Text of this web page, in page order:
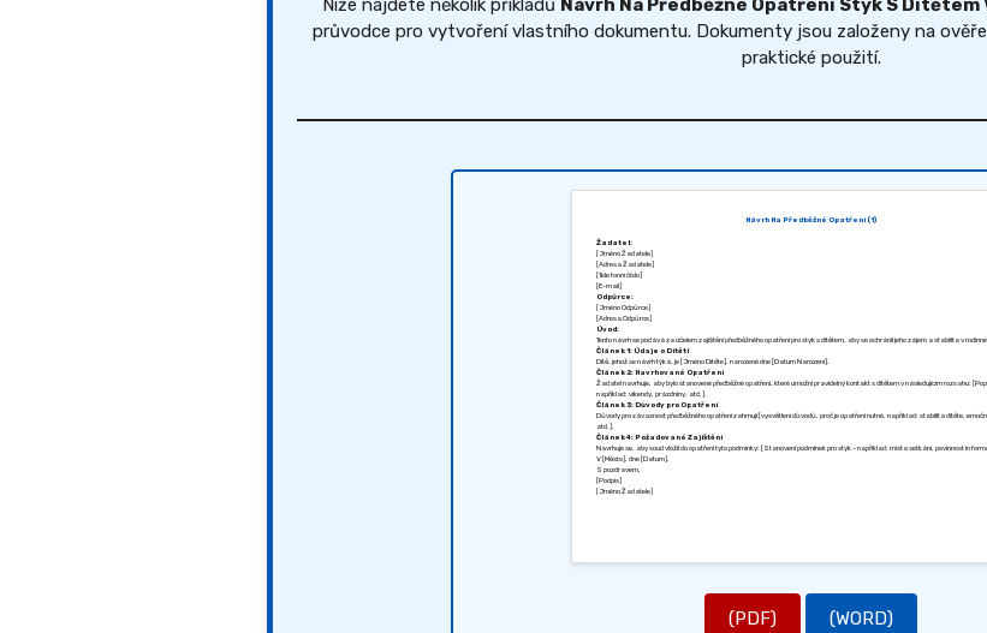
Níže najdete několik příkladů Návrh Na Předběžné Opatření Styk S Dítětem
průvodce pro vytvoření vlastního dokumentu. Dokumenty jsou založeny na
praktické použití.
Návrh Na Předběžné Opatření (1)
Žadatel:
[Jméno Žadatele]
[Adresa Žadatele]
[Telefonní číslo]
[E-mail]
Odpůrce:
[Jméno Odpůrce]
[Adresa Odpůrce]
Úvod:
Tento návrh se podává za účelem zajištění předběžného opatření pro styk s dítětem, aby se ochránil jeho zájem a stabilita v
Článek 1: Údaje o Dítěti
Dítě, jehož se návrh týká, je [Jméno Dítěte], narozené dne [Datum Narození].
Článek 2: Navrhované Opatření
Žadatel navrhuje, aby bylo stanovené předběžné opatření, které umožní pravidelný kontakt s dítětem v následujícím rozsahu:
například: víkendy, prázdniny, atd.].
Článek 3: Důvody pro Opatření
Důvody pro závaznost předběžného opatření zahrnují [vysvětlení důvodů, proč je opatření nutné, například: stabilita dítěte,
atd.].
Článek 4: Požadované Zajištění
Navrhuje se, aby soud vložil do opatření tyto podmínky: [Stanovení podmínek pro styk – například: místa setkání, povinnost
V [Město], dne [Datum].
S pozdravem,
[Podpis]
[Jméno Žadatele]
(PDF) (WORD)